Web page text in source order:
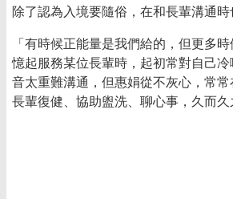
除了認為入境要隨俗，在和長輩溝通時
「有時候正能量是我們給的，但更多
憶起服務某位長輩時，起初常對自己
音太重難溝通，但惠娟從不灰心，常
長輩復健、協助盥洗、聊心事，久而